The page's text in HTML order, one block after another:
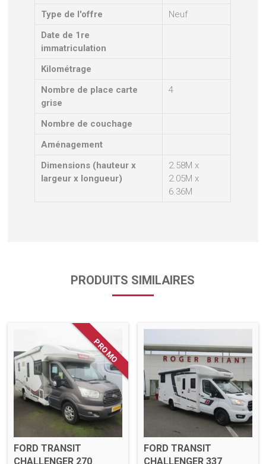
Type de l'offre
Neuf
Date de 1re
immatriculation
Kilométrage
Nombre de place carte
grise
4
Nombre de couchage
Aménagement
Dimensions (hauteur x
largeur x longueur)
2.58M x
2.05M x
6.36M
PRODUITS SIMILAIRES
FORD TRANSIT
CHALLENGER 270
FORD TRANSIT
CHALLENGER 337